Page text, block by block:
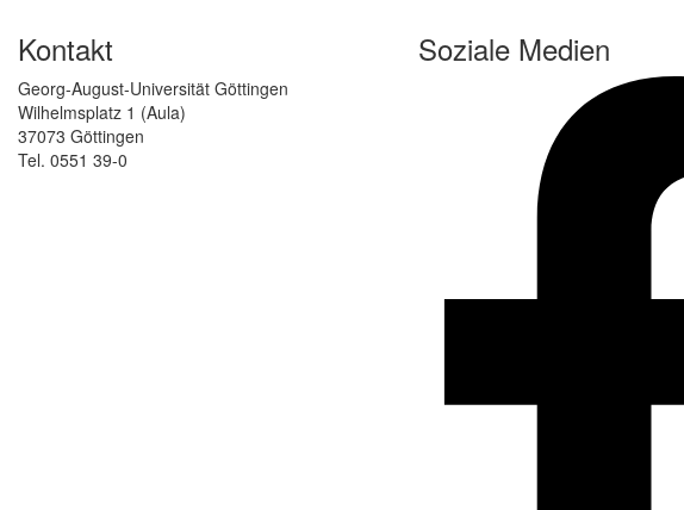
Kontakt
Georg-August-Universität Göttingen
Wilhelmsplatz 1 (Aula)
37073 Göttingen
Tel. 0551 39-0
Soziale Medien